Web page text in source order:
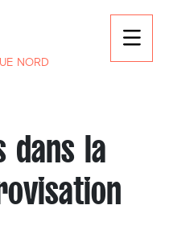
NORD
dans la